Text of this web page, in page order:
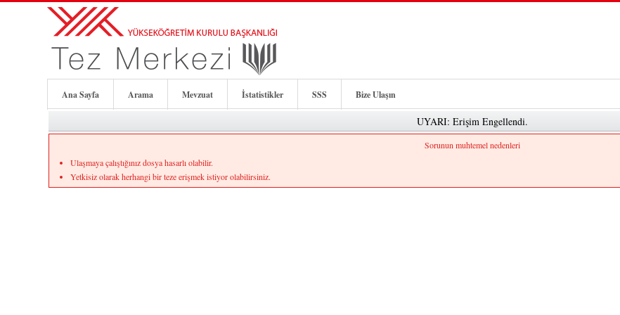
Ana Sayfa Arama Mevzuat İstatistikler SSS Bize Ulaşın
UYARI: Erişim Engellendi.
Sorunun muhtemel nedenleri
Ulaşmaya çalıştığınız dosya hasarlı olabilir.
Yetkisiz olarak herhangi bir teze erişmek istiyor olabilirsiniz.